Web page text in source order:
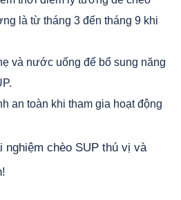
là từ tháng 3 đến tháng 9 khi
và nước uống để bổ sung năng
an toàn khi tham gia hoạt động
nghiệm chèo SUP thú vị và